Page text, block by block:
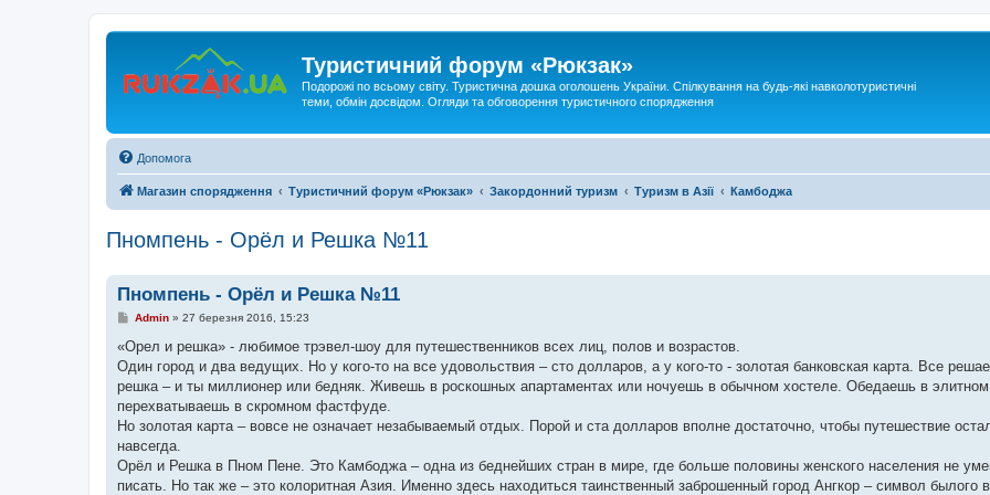
Туристичний форум «Рюкзак»
Подорожі по всьому світу. Туристична дошка оголошень України. Спілкування на будь-які навколотуристичні
теми, обмін досвідом. Огляди та обговорення туристичного спорядження
Допомога
Магазин спорядження Туристичний форум «Рюкзак» Закордонний туризм Туризм в Азії Камбоджа
Пномпень - Орёл и Решка №11
Пномпень - Орёл и Решка №11
П
в
д
о
л
е
н
я
Admin» 27 березня 2016, 15:23
«Орел и решка» - любимое трэвел-шоу для путешественников всех лиц, полов и возрастов.
Один город и два ведущих. Но у кого-то на все удовольствия – сто долларов, а у кого-то - золотая банковская карта. Все
решка – и ты миллионер или бедняк. Живешь в роскошных апартаментах или ночуешь в обычном хостеле. Обедаешь в элитном
перехватываешь в скромном фастфуде.
Но золотая карта – вовсе не означает незабываемый отдых. Порой и ста долларов вполне достаточно, чтобы путешествие
навсегда.
Орёл и Решка в Пном Пене. Это Камбоджа – одна из беднейших стран в мире, где больше половины женского населения не
писать. Но так же – это колоритная Азия. Именно здесь находиться таинственный заброшенный город Ангкор – символ былого